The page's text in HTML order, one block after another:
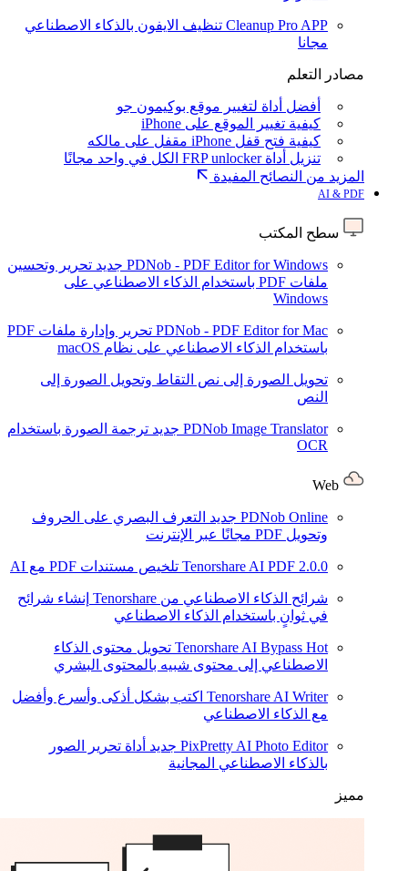
Cleanup Pro APP تنظيف الايفون بالذكاء الاصطناعي
مجانا
مصادر التعلم
أفضل أداة لتغيير موقع بوكيمون جو
كيفية تغيير الموقع على iPhone
كيفية فتح قفل iPhone مقفل على مالكه
تنزيل أداة FRP unlocker الكل في واحد مجانًا
المزيد من النصائح المفيدة
AI & PDF
سطح المكتب
PDNob - PDF Editor for Windows جديد تحرير وتحسين
ملفات PDF باستخدام الذكاء الاصطناعي على
Windows
PDNob - PDF Editor for Mac
تحرير وإدارة ملفات PDF
باستخدام الذكاء الاصطناعي على نظام macOS
تحويل الصورة إلى نص التقاط وتحويل الصورة إلى
النص
PDNob Image Translator جديد ترجمة الصورة باستخدام
OCR
PDNob Online جديد التعرف البصري على الحروف
وتحويل PDF مجانًا عبر الإنترنت
Tenorshare AI PDF 2.0.0 تلخيص مستندات PDF مع AI
شرائح الذكاء الاصطناعي من Tenorshare
إنشاء شرائح
في ثوانٍ باستخدام الذكاء الاصطناعي
Tenorshare AI Bypass Hot
تحويل محتوى الذكاء
الاصطناعي إلى محتوى شبيه بالمحتوى البشري
Tenorshare AI Writer اكتب بشكل أذكى وأسرع وأفضل
مع الذكاء الاصطناعي
PixPretty AI Photo Editor جديد أداة تحرير الصور
بالذكاء الاصطناعي المجانية
مميز